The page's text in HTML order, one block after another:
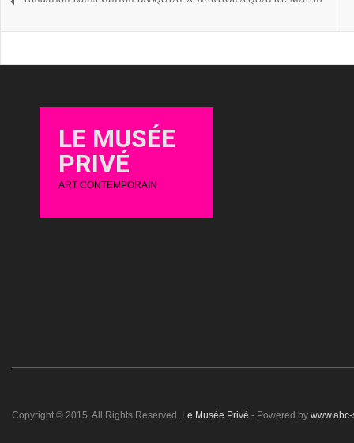
LE MUSÉE
PRIVÉ
ART CONTEMPORAIN
Copyright © 2015. All Rights Reserved. Le Musée Privé - Powered by